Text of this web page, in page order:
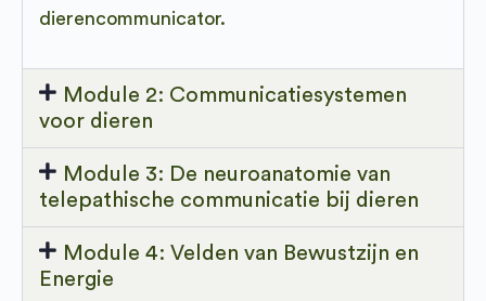
dierencommunicator.
Module 2: Communicatiesystemen
voor dieren
Module 3: De neuroanatomie van
telepathische communicatie bij dieren
Module 4: Velden van Bewustzijn en
Energie